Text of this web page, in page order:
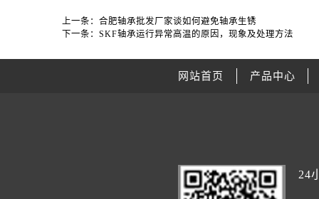
上一条： 合肥轴承批发厂家谈如何避免轴承生锈
下一条： SKF轴承运行异常高温的原因，现象及处理方法
网站首页 产品中心
24